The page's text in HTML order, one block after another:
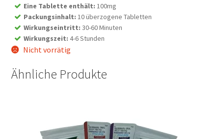
Eine Tablette enthält: 100mg
Packungsinhalt: 10 überzogene Tabletten
Wirkungseintritt: 30-60 Minuten
Wirkungszeit: 4-6 Stunden
Nicht vorrätig
Ähnliche Produkte